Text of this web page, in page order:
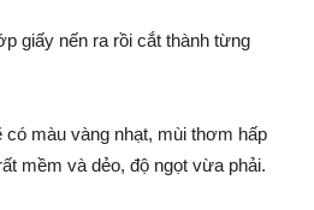
giấy nến ra rồi cắt thành từng
màu vàng nhạt, mùi thơm hấp
mềm và dẻo, độ ngọt vừa phải.